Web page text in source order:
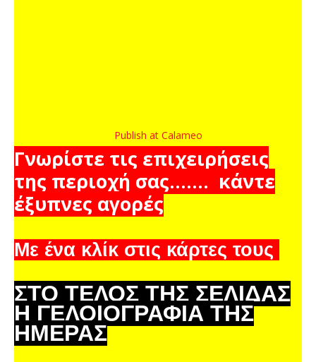
Publish at Calameo
Γνωρίστε τις επιχειρήσεις
της περιοχή σας....... κάντε
έξυπνες αγορές
Με ένα κλίκ στις κάρτες τους
ΣΤΟ ΤΕΛΟΣ ΤΗΣ ΣΕΛΙΔΑΣ
Η ΓΕΛΟΙΟΓΡΑΦΙΑ ΤΗΣ
ΗΜΕΡΑΣ